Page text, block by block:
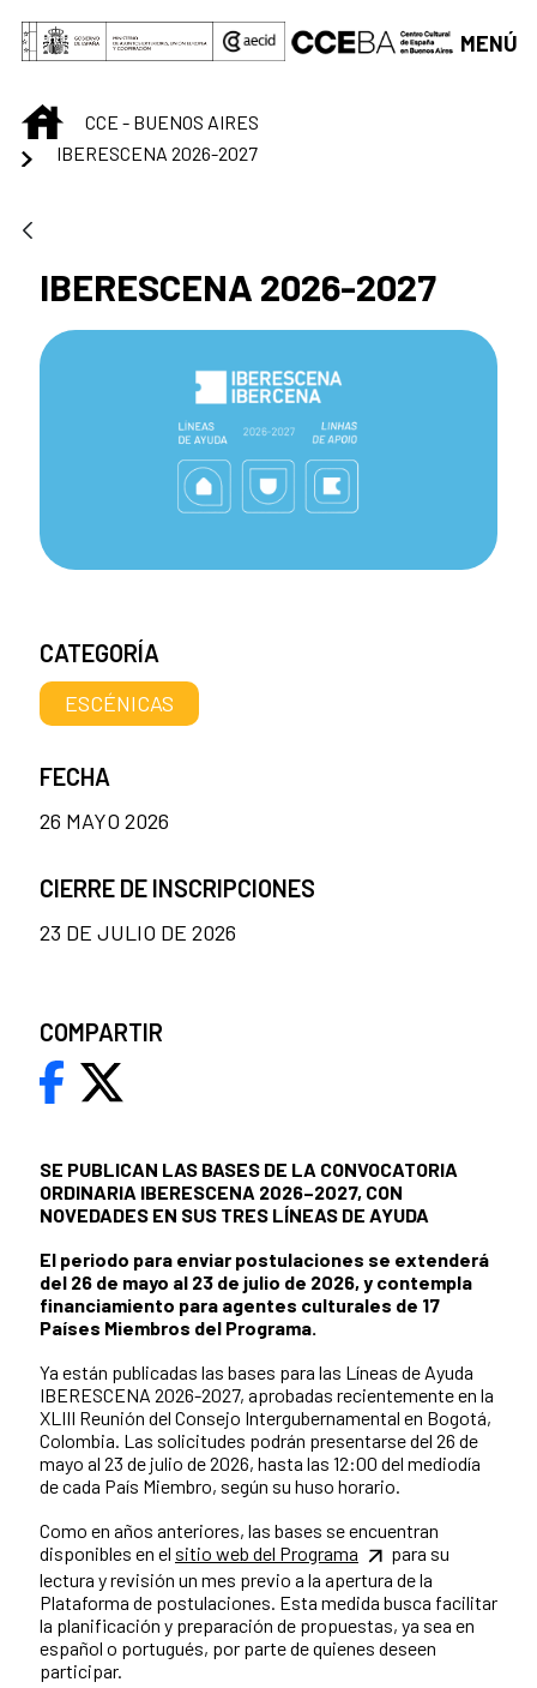
Saltar al contenido principal
MENÚ
INICIOCCE - BUENOS AIRES
IBERESCENA 2026-2027
IBERESCENA 2026-2027
SE PUBLICAN LAS BASES DE LA CONVOCATORIA
ORDINARIA IBERESCENA 2026–2027, CON
NOVEDADES EN SUS TRES LÍNEAS DE AYUDA
El periodo para enviar postulaciones se extenderá
del 26 de mayo al 23 de julio de 2026, y contempla
financiamiento para agentes culturales de 17
Países Miembros del Programa.
Ya están publicadas las bases para las Líneas de Ayuda
IBERESCENA 2026-2027, aprobadas recientemente en la
XLIII Reunión del Consejo Intergubernamental en Bogotá,
Colombia. Las solicitudes podrán presentarse del 26 de
mayo al 23 de julio de 2026, hasta las 12:00 del mediodía
de cada País Miembro, según su huso horario.
Como en años anteriores, las bases se encuentran
disponibles en el sitio web del Programa
para su
lectura y revisión un mes previo a la apertura de la
Plataforma de postulaciones. Esta medida busca facilitar
la planificación y preparación de propuestas, ya sea en
español o portugués, por parte de quienes deseen
participar.
CATEGORÍA
ESCÉNICAS
FECHA
26 MAYO 2026
CIERRE DE INSCRIPCIONES
23 DE JULIO DE 2026
COMPARTIR